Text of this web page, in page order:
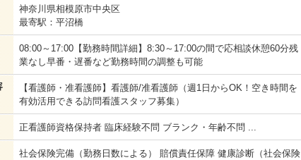
神奈川県相模原市中央区
最寄駅：平沼橋
08:00～17:00【勤務時間詳細】8:30～17:00の間で応相談休憩60分残
業なし早番・遅番など勤務時間の調整も可能
【看護師・准看護師】看護師/准看護師（週1日からOK！空き時間を
有効活用できる訪問看護スタッフ募集）
正看護師資格保持者 臨床経験不問 ブランク・年齢不問 ...
社会保険完備（勤務日数による） 賠償責任保障 健康診断（社会保険